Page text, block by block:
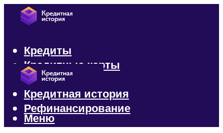
Кредиты
Кредитные карты
Микрозаймы
Кредитная история
Рефинансирование
Меню